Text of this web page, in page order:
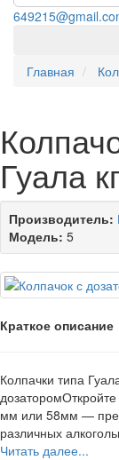
Главная
Гуала
Производитель:
Модель: 5
Краткое описание
Колпачки типа
мм или 58мм —
различных
Читать далее...